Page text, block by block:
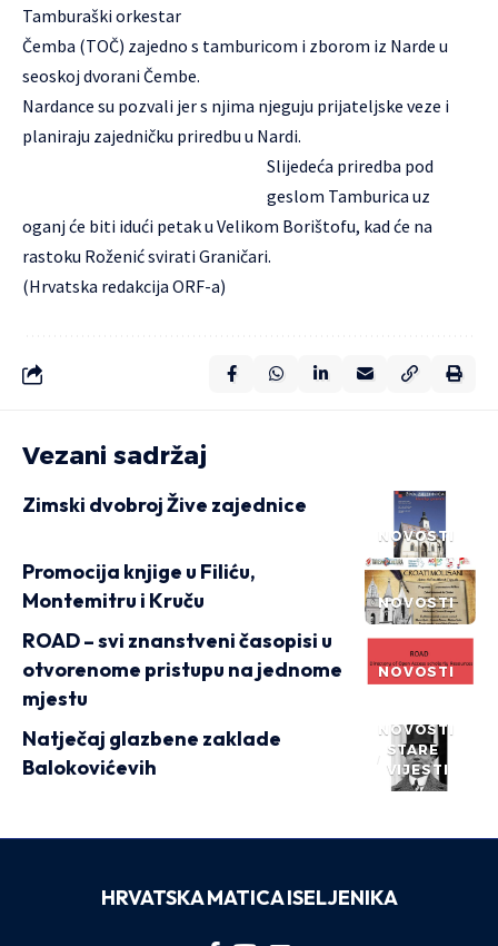
Tamburaški orkestar
Čemba (TOČ) zajedno s tamburicom i zborom iz Narde u
seoskoj dvorani Čembe.
Nardance su pozvali jer s njima njeguju prijateljske veze i
planiraju zajedničku priredbu u Nardi.
Slijedeća priredba pod
geslom Tamburica uz
oganj će biti idući petak u Velikom Borištofu, kad će na
rastoku Roženić svirati Graničari.
(Hrvatska redakcija ORF-a)
Vezani sadržaj
NOVOSTI
Zimski dvobroj Žive zajednice
NOVOSTI
Promocija knjige u Filiću,
Montemitru i Kruču
NOVOSTI
ROAD – svi znanstveni časopisi u
otvorenome pristupu na jednome
mjestu
NOVOSTI
STARE
VIJESTI
Natječaj glazbene zaklade
Balokovićevih
HRVATSKA MATICA ISELJENIKA